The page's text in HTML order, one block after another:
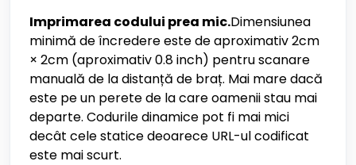
Imprimarea codului prea mic.Dimensiunea
minimă de încredere este de aproximativ 2cm
× 2cm (aproximativ 0.8 inch) pentru scanare
manuală de la distanță de braț. Mai mare dacă
este pe un perete de la care oamenii stau mai
departe. Codurile dinamice pot fi mai mici
decât cele statice deoarece URL-ul codificat
este mai scurt.